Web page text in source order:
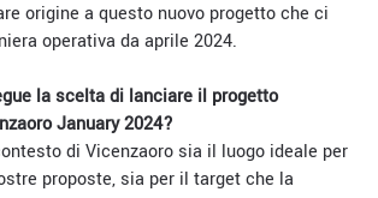
origine a questo nuovo progetto che ci
operativa da aprile 2024.
la scelta di lanciare il progetto
January 2024?
di Vicenzaoro sia il luogo ideale per
proposte, sia per il target che la